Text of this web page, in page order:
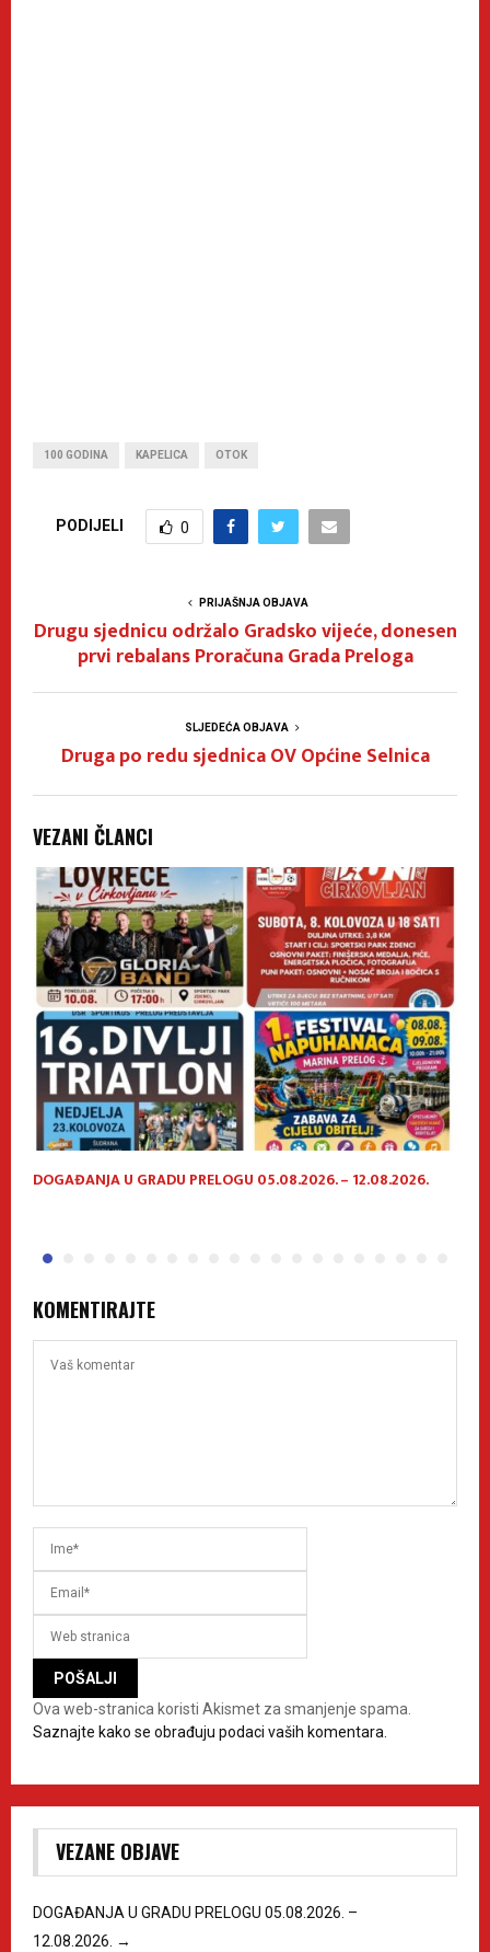
100 GODINA KAPELICA OTOK
PODIJELI 0
PRIJAŠNJA OBJAVA
Drugu sjednicu održalo Gradsko vijeće, donesen
prvi rebalans Proračuna Grada Preloga
SLJEDEĆA OBJAVA
Druga po redu sjednica OV Općine Selnica
VEZANI ČLANCI
DOGAĐANJA U GRADU PRELOGU 05.08.2026. – 12.08.2026.
KOMENTIRAJTE
Ova web-stranica koristi Akismet za smanjenje spama.
Saznajte kako se obrađuju podaci vaših komentara.
VEZANE OBJAVE
DOGAĐANJA U GRADU PRELOGU 05.08.2026. –
12.08.2026. →